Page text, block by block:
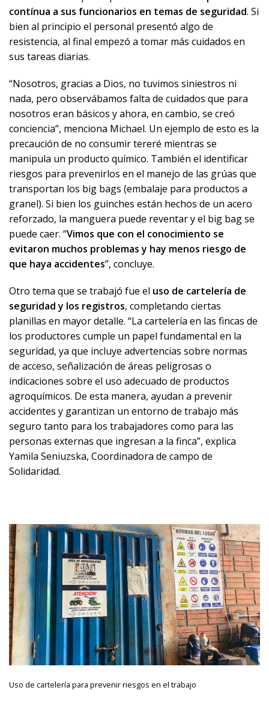
contínua a sus funcionarios en temas de seguridad. Si
bien al principio el personal presentó algo de
resistencia, al final empezó a tomar más cuidados en
sus tareas diarias.
“Nosotros, gracias a Dios, no tuvimos siniestros ni
nada, pero observábamos falta de cuidados que para
nosotros eran básicos y ahora, en cambio, se creó
conciencia”, menciona Michael. Un ejemplo de esto es la
precaución de no consumir tereré mientras se
manipula un producto químico. También el identificar
riesgos para prevenirlos en el manejo de las grúas que
transportan los big bags (embalaje para productos a
granel). Si bien los guinches están hechos de un acero
reforzado, la manguera puede reventar y el big bag se
puede caer. “Vimos que con el conocimiento se
evitaron muchos problemas y hay menos riesgo de
que haya accidentes”, concluye.
Otro tema que se trabajó fue el uso de cartelería de
seguridad y los registros, completando ciertas
planillas en mayor detalle. “La cartelería en las fincas de
los productores cumple un papel fundamental en la
seguridad, ya que incluye advertencias sobre normas
de acceso, señalización de áreas peligrosas o
indicaciones sobre el uso adecuado de productos
agroquímicos. De esta manera, ayudan a prevenir
accidentes y garantizan un entorno de trabajo más
seguro tanto para los trabajadores como para las
personas externas que ingresan a la finca”, explica
Yamila Seniuzska, Coordinadora de campo de
Solidaridad.
Uso de cartelería para prevenir riesgos en el trabajo